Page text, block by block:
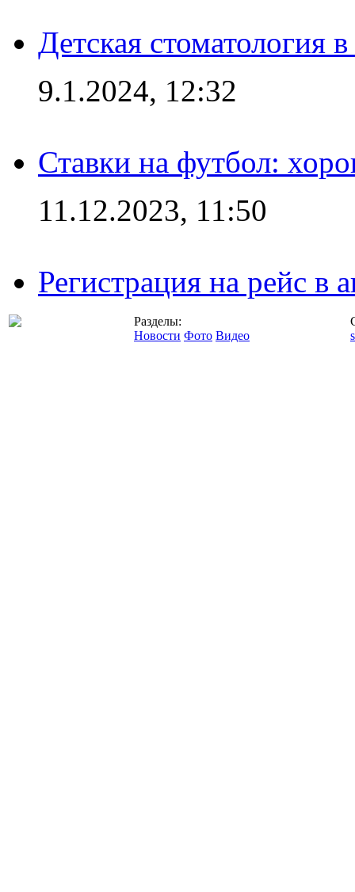
Детская стоматология
9.1.2024, 12:32
Ставки на футбол:
11.12.2023, 11:50
Регистрация на рейс в
Разделы:
Новости Фото Видео